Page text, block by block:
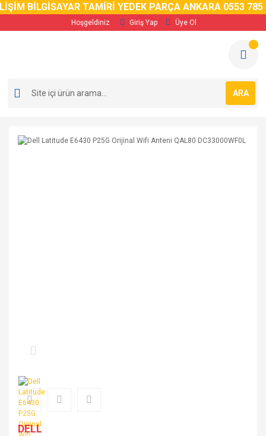
BİLGİSAYAR TAMİRİ YEDEK PARÇA ANKARA 0553 785
Hoşgeldiniz Giriş Yap Üye Ol
ARA
DELL